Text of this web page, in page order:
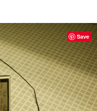
Save